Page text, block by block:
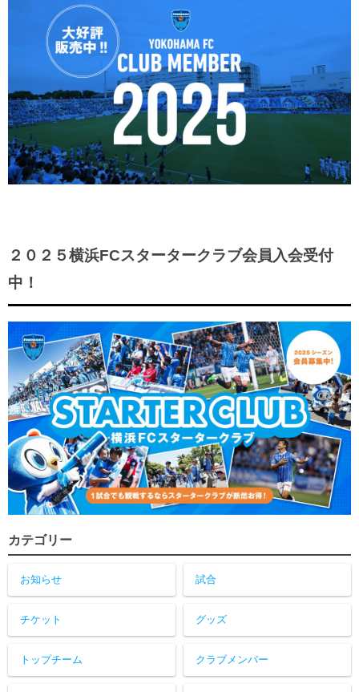
２０２５横浜FCスタータークラブ会員入会受付
中！
カテゴリー
お知らせ 試合
チケット グッズ
トップチーム クラブメンバー